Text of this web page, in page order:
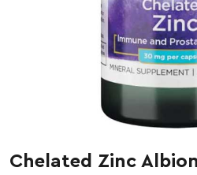
Chelated Zinc